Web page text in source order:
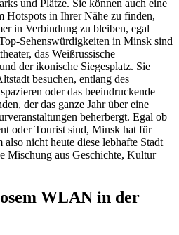
und Plätze. Sie können auch eine
in Ihrer Nähe zu finden,
in Verbindung zu bleiben, egal
Sehenswürdigkeiten in Minsk sind
das Weißrussische
der ikonische Siegesplatz. Sie
besuchen, entlang des
oder das beeindruckende
der das ganze Jahr über eine
beherbergt. Egal ob
oder Tourist sind, Minsk hat für
nicht heute diese lebhafte Stadt
Mischung aus Geschichte, Kultur
WLAN in der